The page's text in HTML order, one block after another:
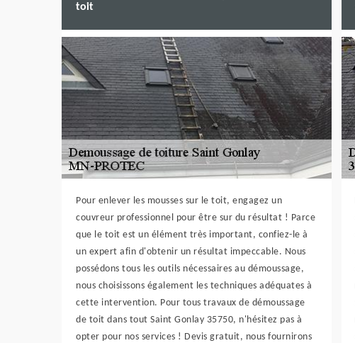
toit
Pour enlever les mousses sur le toit, engagez un
couvreur professionnel pour être sur du résultat ! Parce
que le toit est un élément très important, confiez-le à
un expert afin d'obtenir un résultat impeccable. Nous
possédons tous les outils nécessaires au démoussage,
nous choisissons également les techniques adéquates à
cette intervention. Pour tous travaux de démoussage
de toit dans tout Saint Gonlay 35750, n'hésitez pas à
opter pour nos services ! Devis gratuit, nous fournirons